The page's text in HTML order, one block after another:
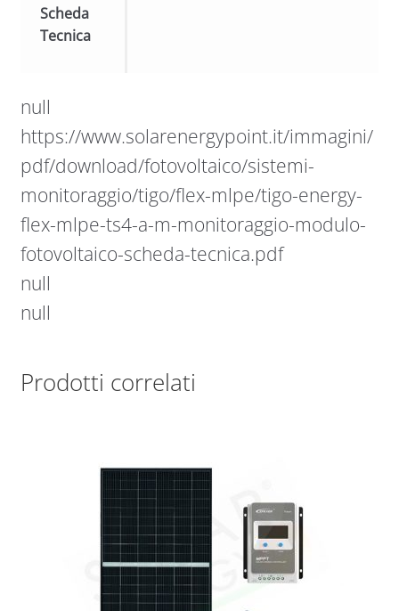
Scheda
Tecnica
null
https://www.solarenergypoint.it/immagini/
pdf/download/fotovoltaico/sistemi-
monitoraggio/tigo/flex-mlpe/tigo-energy-
flex-mlpe-ts4-a-m-monitoraggio-modulo-
fotovoltaico-scheda-tecnica.pdf
null
null
Prodotti correlati